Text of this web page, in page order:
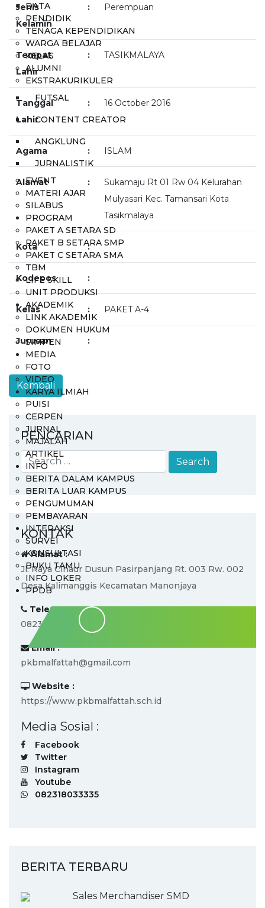
DATA
PENDIDIK
TENAGA KEPENDIDIKAN
WARGA BELAJAR
KELAS
ALUMNI
EKSTRAKURIKULER
FUTSAL
CONTENT CREATOR
ANGKLUNG
JURNALISTIK
EVENT
MATERI AJAR
SILABUS
PROGRAM
PAKET A SETARA SD
PAKET B SETARA SMP
PAKET C SETARA SMA
TBM
LIFE SKILL
UNIT PRODUKSI
AKADEMIK
LINK AKADEMIK
DOKUMEN HUKUM
SIMPEN
MEDIA
FOTO
VIDEO
KARYA ILMIAH
PUISI
CERPEN
JURNAL
MAJALAH
ARTIKEL
INFO
BERITA DALAM KAMPUS
BERITA LUAR KAMPUS
PENGUMUMAN
PEMBAYARAN
INTERAKSI
SURVEI
KONSULTASI
BUKU TAMU
INFO LOKER
PPDB
Jenis
Kelamin
: Perempuan
Tempat
Lahir
: TASIKMALAYA
Tanggal
Lahir
: 16 October 2016
Agama : ISLAM
Alamat :
Sukamaju Rt 01 Rw 04 Kelurahan
Mulyasari Kec. Tamansari Kota
Tasikmalaya
Kota :
Kodepos :
Kelas : PAKET A-4
Jurusan :
PENCARIAN
KONTAK
Alamat :
Jl. Raya Cihaur Dusun Pasirpanjang Rt. 003 Rw. 002
Desa Kalimanggis Kecamatan Manonjaya
Telepon :
082318033335
Email :
pkbmalfattah@gmail.com
Website :
https://www.pkbmalfattah.sch.id
Media Sosial :
Facebook
Twitter
Instagram
Youtube
082318033335
BERITA TERBARU
Sales Merchandiser SMD